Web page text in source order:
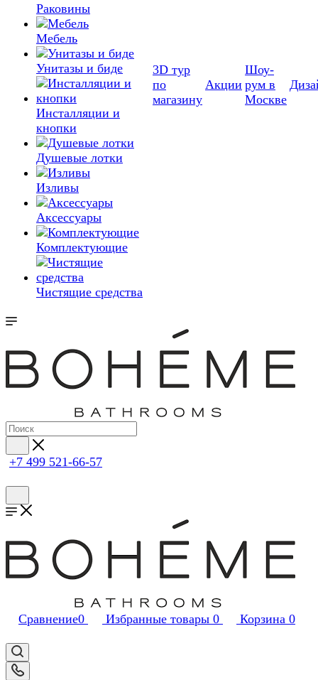
Раковины
Мебель
Унитазы и биде
Инсталляции и
кнопки
Душевые лотки
Изливы
Аксессуары
Комплектующие
Чистящие средства
3D тур
по
магазину
Акции
Шоу-
рум в
Москве
+7 499 521-66-57
Сравнение0 Избранные товары 0 Корзина 0